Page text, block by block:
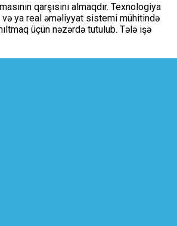
qarşısını almaqdır. Texnologiya
və ya real əməliyyat sistemi mühitində
üçün nəzərdə tutulub. Tələ işə